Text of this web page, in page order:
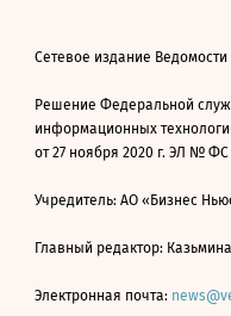
Сетевое издание
Решение Федеральной
информационных
от 27 ноября 2020 г. ЭЛ № ФС
Учредитель: АО «Бизнес
Главный редактор:
Электронная почта: